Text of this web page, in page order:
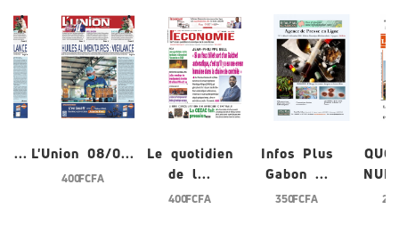
0... L'Union 08/0...
400 FCFA
Le quotidien
de l...
400 FCFA
Infos Plus
Gabon ...
350 FCFA